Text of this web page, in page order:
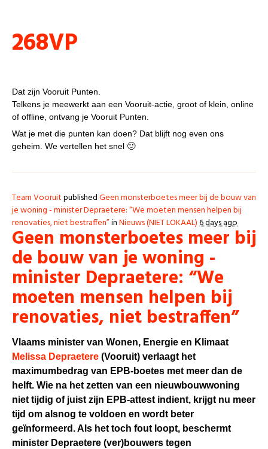
268VP
Dat zijn Vooruit Punten.
Telkens je meewerkt aan een Vooruit-actie, groot of klein, online
of offline, ontvang je Vooruit Punten.
Wat je met die punten kan doen? Dat blijft nog even ons
geheim. We vertellen het snel 🙂
Team VooruitpublishedGeen monsterboetes meer bij de bouw van
je woning - minister Depraetere: “We moeten mensen helpen bij
renovaties, niet bestraffen”inNieuws (NIET LOKAAL)6 days ago
Geen monsterboetes meer bij
de bouw van je woning -
minister Depraetere: “We
moeten mensen helpen bij
renovaties, niet bestraffen”
Vlaams minister van Wonen, Energie en Klimaat
Melissa Depraetere (Vooruit) verlaagt het
maximumbedrag van EPB-boetes met meer dan de
helft. Wie na het zetten van een nieuwbouwwoning
niet tijdig of juist zijn EPB-attest indient, krijgt nu meer
tijd om alsnog te voldoen en wordt beter
geïnformeerd. Als het toch fout loopt, beschermt
minister Depraetere (ver)bouwers tegen